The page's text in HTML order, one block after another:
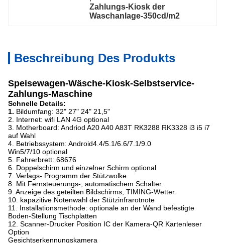
Zahlungs-Kiosk der
Waschanlage-350cd/m2
Beschreibung Des Produkts
Speisewagen-Wäsche-Kiosk-Selbstservice-
Zahlungs-Maschine
Schnelle Details:
1. Bildumfang: 32" 27" 24" 21,5"
2. Internet: wifi LAN 4G optional
3. Motherboard: Andriod A20 A40 A83T RK3288 RK3328 i3 i5 i7
auf Wahl
4. Betriebssystem: Android4.4/5.1/6.6/7.1/9.0
Win5/7/10 optional
5. Fahrerbrett: 68676
6. Doppelschirm und einzelner Schirm optional
7. Verlags- Programm der Stützwolke
8. Mit Fernsteuerungs-, automatischem Schalter.
9. Anzeige des geteilten Bildschirms, TIMING-Wetter
10. kapazitive Notenwahl der Stützinfrarotnote
11. Installationsmethode: optionale an der Wand befestigte
Boden-Stellung Tischplatten
12. Scanner-Drucker Position IC der Kamera-QR Kartenleser
Option
Gesichtserkennungskamera